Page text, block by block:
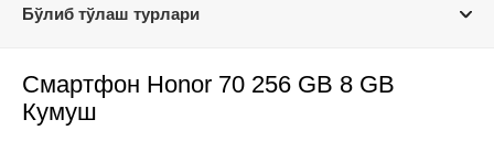
Бўлиб тўлаш турлари
Смартфон Honor 70 256 GB 8 GB
Кумуш